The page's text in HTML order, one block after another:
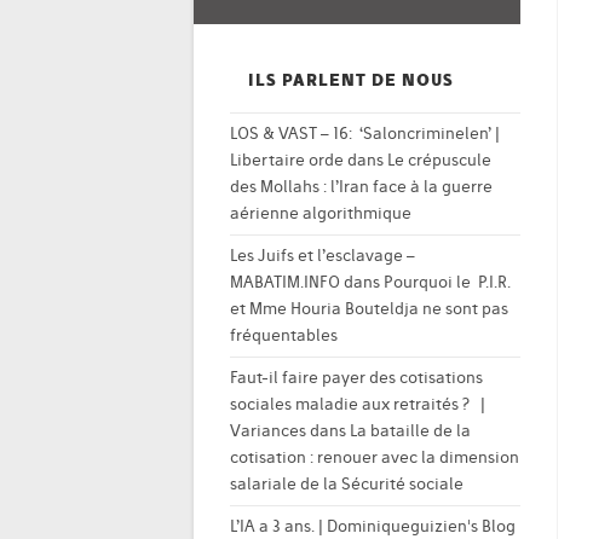
ILS PARLENT DE NOUS
LOS & VAST – 16: ‘Saloncriminelen’ |
Libertaire orde dans Le crépuscule
des Mollahs : l’Iran face à la guerre
aérienne algorithmique
Les Juifs et l’esclavage –
MABATIM.INFO dans Pourquoi le P.I.R.
et Mme Houria Bouteldja ne sont pas
fréquentables
Faut-il faire payer des cotisations
sociales maladie aux retraités ? |
Variancesdans La bataille de la
cotisation : renouer avec la dimension
salariale de la Sécurité sociale
L’IA a 3 ans. | Dominiqueguizien's Blog